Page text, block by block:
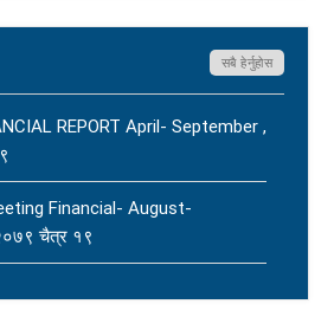
सबै हेर्नुहोस
REPORT April- September ,
Financial- August-
चैत्र १९